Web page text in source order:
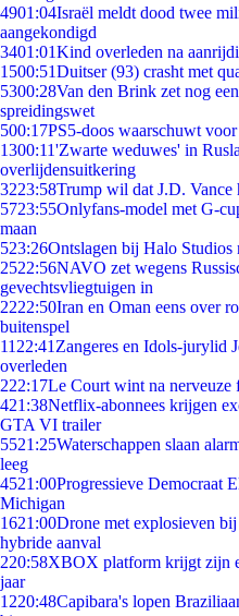
4901:04Israël meldt dood twee
aangekondigd
3401:01Kind overleden na
1500:51Duitser (93) crasht met
5300:28Van den Brink zet nog
spreidingswet
500:17PS5-doos waarschuwt
1300:11'Zwarte weduwes' in
overlijdensuitkering
3223:58Trump wil dat J.D. Vance
5723:55Onlyfans-model met G-
maan
523:26Ontslagen bij Halo Studios
2522:56NAVO zet wegens
gevechtsvliegtuigen in
2222:50Iran en Oman eens over
buitenspel
11 22:41 Zangeres en Idols-jurylid
overleden
222:17Le Court wint na nerveuze
421:38Netflix-abonnees krijgen
GTA VI trailer
5521:25Waterschappen slaan
leeg
4521:00Progressieve Democraat
Michigan
1621:00Drone met explosieven
hybride aanval
220:58XBOX platform krijgt zijn
jaar
1220:48Capibara's lopen